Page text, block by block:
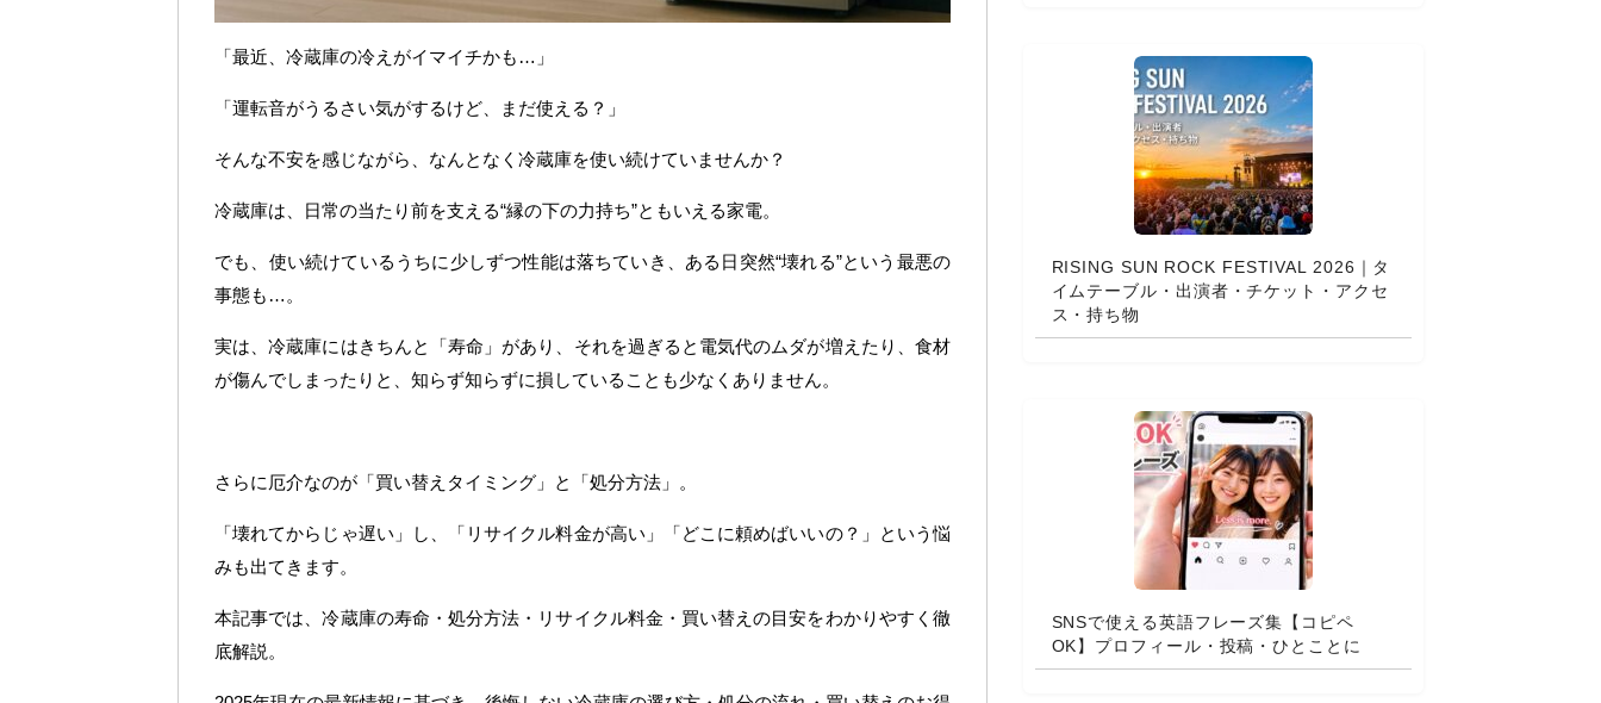
「最近、冷蔵庫の冷えがイマイチかも…」
「運転音がうるさい気がするけど、まだ使える？」
そんな不安を感じながら、なんとなく冷蔵庫を使い続けていませんか？
冷蔵庫は、日常の当たり前を支える“縁の下の力持ち”ともいえる家電。
でも、使い続けているうちに少しずつ性能は落ちていき、ある日突然“壊れる”という最悪の
事態も…。
実は、冷蔵庫にはきちんと「寿命」があり、それを過ぎると電気代のムダが増えたり、食材
が傷んでしまったりと、知らず知らずに損していることも少なくありません。
さらに厄介なのが「買い替えタイミング」と「処分方法」。
「壊れてからじゃ遅い」し、「リサイクル料金が高い」「どこに頼めばいいの？」という悩
みも出てきます。
本記事では、冷蔵庫の寿命・処分方法・リサイクル料金・買い替えの目安をわかりやすく徹
底解説。
RISING SUN ROCK FESTIVAL 2026｜タ
イムテーブル・出演者・チケット・アクセ
ス・持ち物
SNSで使える英語フレーズ集【コピペ
OK】プロフィール・投稿・ひとことに